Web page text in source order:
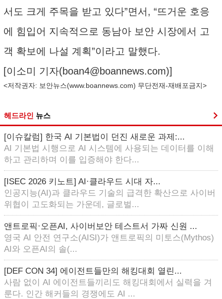
서도 크게 주목을 받고 있다”면서, “뜨거운 호응
에 힘입어 지속적으로 동남아 보안 시장에서 고
객 확보에 나설 계획”이라고 말했다.
[이소미 기자(boan4@boannews.com)]
<저작권자: 보안뉴스(www.boannews.com) 무단전재-재배포금지>
헤드라인 뉴스
[이슈칼럼] 한국 AI 기본법이 던진 새로운 과제:...
AI 기본법 시행으로 AI 시스템에 사용되는 데이터를 이해
하고 관리하며 이를 입증해야 한다...
[ISEC 2026 키노트] AI·클라우드 시대 자...
인공지능(AI)과 클라우드 기술의 급격한 확산으로 사이버
위협이 고도화되는 가운데, 글로벌...
앤트로픽·오픈AI, 사이버보안 테스트서 가짜 신원 ...
영국 AI 안전 연구소(AISI)가 앤트로픽의 미토스(Mythos)
AI와 오픈AI의 솔(...
[DEF CON 34] 에이전트들만의 해킹대회 열린...
사람 없이 AI 에이전트들끼리도 해킹대회에서 실력을 겨
룬다. 인간 해커들의 경쟁에도 AI ...